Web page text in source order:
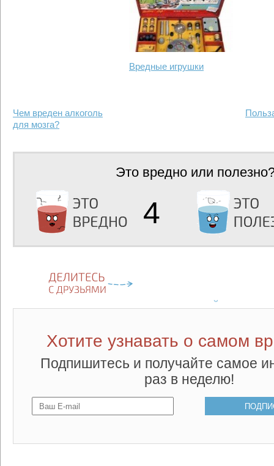
Чем вреден алкоголь
для мозга?
Вредные игрушки
Это вредно или
4
Хотите узнавать о самом
Подпишитесь и получайте самое
раз в неделю!